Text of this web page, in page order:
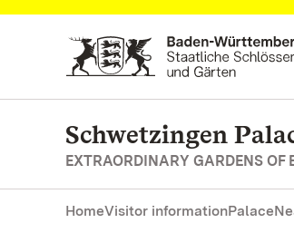
Navigate to main page
Schwetzingen
EXTRAORDINARY GARDENS OF
HomeVisitor informationPalace